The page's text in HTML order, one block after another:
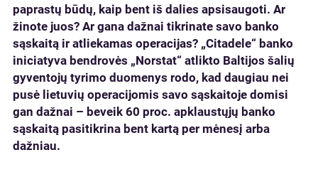
paprastų būdų, kaip bent iš dalies apsisaugoti. Ar
žinote juos? Ar gana dažnai tikrinate savo banko
sąskaitą ir atliekamas operacijas? „Citadele“ banko
iniciatyva bendrovės „Norstat“ atlikto Baltijos šalių
gyventojų tyrimo duomenys rodo, kad daugiau nei
pusė lietuvių operacijomis savo sąskaitoje domisi
gan dažnai – beveik 60 proc. apklaustųjų banko
sąskaitą pasitikrina bent kartą per mėnesį arba
dažniau.